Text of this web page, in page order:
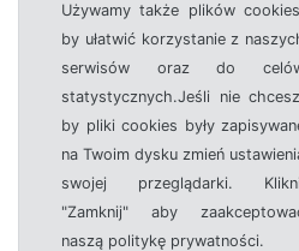
Używamy także plików
by ułatwić korzystanie z
serwisów oraz do
statystycznych.Jeśli nie
by pliki cookies były
na Twoim dysku zmień
swojej przeglądarki.
"Zamknij" aby
naszą politykę prywatności.